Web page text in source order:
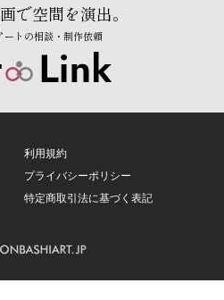
で空間を演出。
ートの相談・制作依頼
利用規約
プライバシーポリシー
特定商取引法に基づく表記